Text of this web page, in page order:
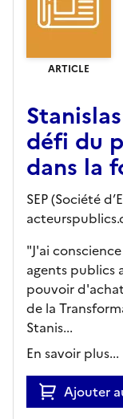
ARTICLE
défi du
dans la
SEP (Société
"J'ai
agents publics
pouvoir
de la
Stanis...
En savoir plus...
Ajouter